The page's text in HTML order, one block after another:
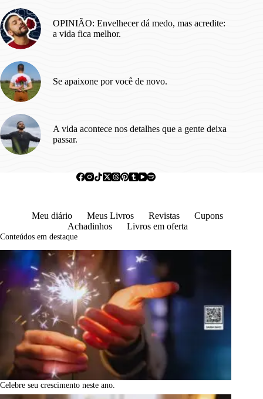
OPINIÃO: Envelhecer dá medo, mas acredite:
a vida fica melhor.
Se apaixone por você de novo.
A vida acontece nos detalhes que a gente deixa
passar.
Meu diário Meus Livros Revistas
Cupons
Achadinhos
Livros em oferta
Conteúdos em destaque
Celebre seu crescimento neste ano.